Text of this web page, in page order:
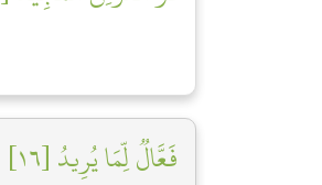
فَعَّالٞ لِّمَا يُرِيدُ [١٦]